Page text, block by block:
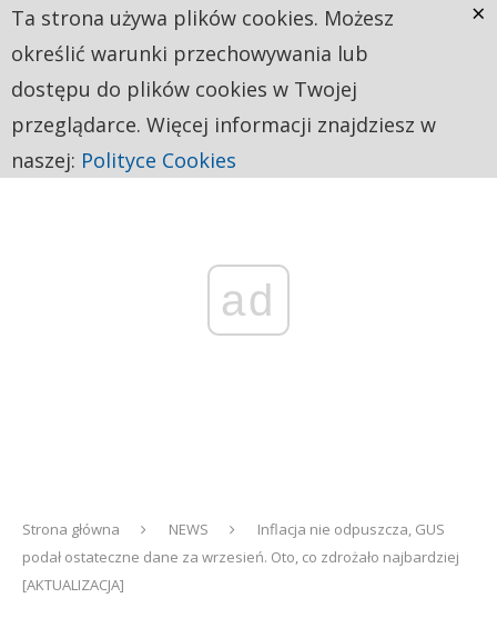
ad
Strona główna NEWS
Inflacja nie odpuszcza, GUS
podał ostateczne dane za wrzesień. Oto, co zdrożało najbardziej
[AKTUALIZACJA]
Ta strona używa plików cookies. Możesz
określić warunki przechowywania lub
dostępu do plików cookies w Twojej
przeglądarce. Więcej informacji znajdziesz w
naszej: Polityce Cookies
×